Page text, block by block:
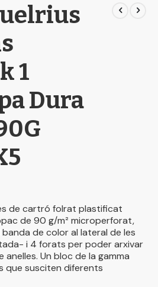
1
Dura
de cartró folrat plastificat
de 90 g/m² microperforat,
de color al lateral de les
i 4 forats per poder arxivar
Un bloc de la gamma
que susciten diferents